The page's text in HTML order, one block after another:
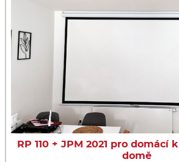
RP 110 + JPM 2021 pro domácí
domě